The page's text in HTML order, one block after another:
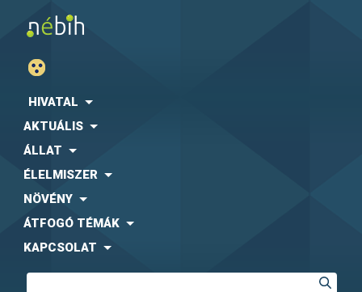
HIVATAL
AKTUÁLIS
ÁLLAT
ÉLELMISZER
NÖVÉNY
ÁTFOGÓ TÉMÁK
KAPCSOLAT